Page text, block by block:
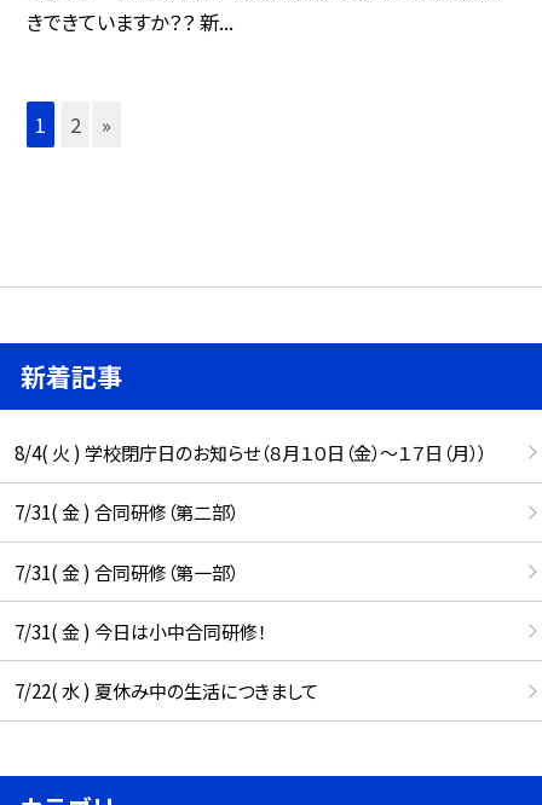
きできていますか？？ 新...
1 2 »
新着記事
8/4( 火 ) 学校閉庁日のお知らせ（８月１０日（金）～１７日（月））
7/31( 金 ) 合同研修（第二部）
7/31( 金 ) 合同研修（第一部）
7/31( 金 ) 今日は小中合同研修！
7/22( 水 ) 夏休み中の生活につきまして